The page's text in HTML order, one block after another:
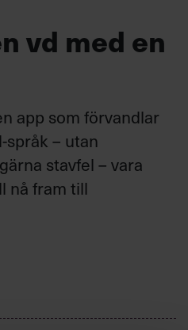
vd med en
app som förvandlar
– utan
stavfel – vara
nå fram till